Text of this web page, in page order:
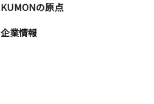
KUMONの原点
企業情報